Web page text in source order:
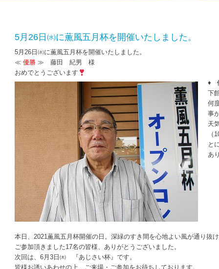
5月26日㈬に薫風五月杯を開催いたしました。
5月26日㈬に薫風五月杯を開催いたしました。
≪ 優勝 ≫ 藤田 紀男 様
おめでとうございます
♦
下
何
事
天
（
と
あ
本日、2021薫風五月杯開催の日。深緑のすき間を心地よい風が通り抜
ご参加頂きました17名の皆様、ありがとうございました。
次回は、6月3日㈭ 『あじさい杯』です。
皆様お誘いあわせの上、ご来場・ご参加をお待ちしております。